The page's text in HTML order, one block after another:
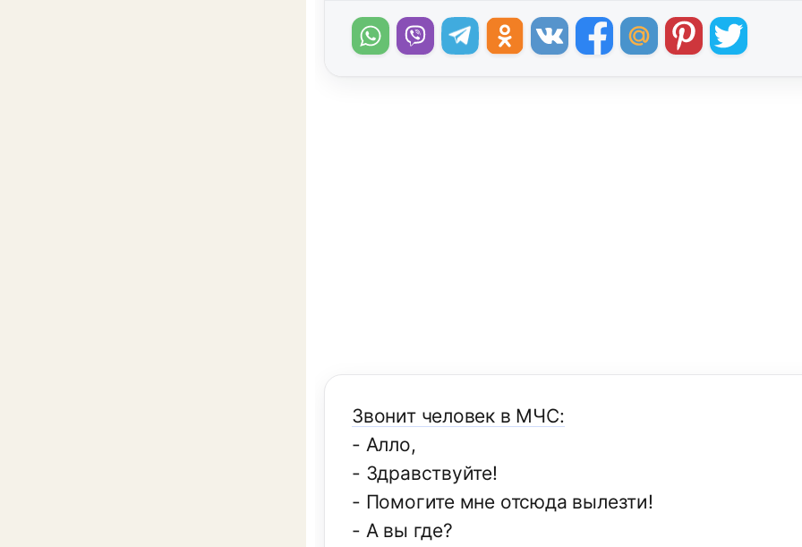
Звонит человек в МЧС:
- Алло,
- Здравствуйте!
- Помогите мне отсюда вылезти!
- А вы где?